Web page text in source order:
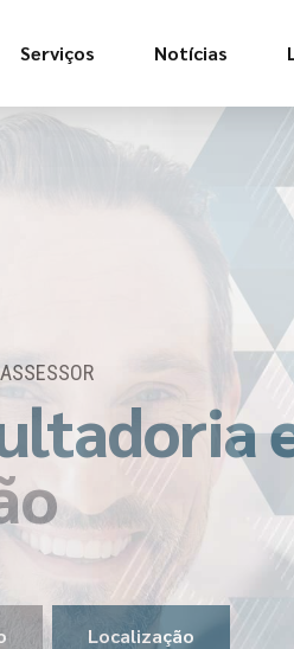
Serviços Notícias
Localização